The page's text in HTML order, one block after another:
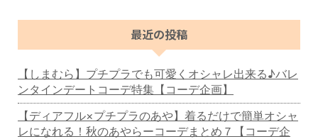
最近の投稿
【しまむら】プチプラでも可愛くオシャレ出来る♪バレ
ンタインデートコーデ特集【コーデ企画】
【ディアフル×プチプラのあや】着るだけで簡単オシャ
レになれる！秋のあやらーコーデまとめ７【コーデ企